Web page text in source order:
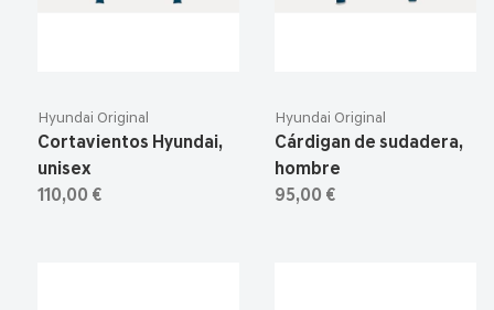
Hyundai Original
Cortavientos Hyundai,
unisex
110,00 €
Hyundai Original
Cárdigan de sudadera,
hombre
95,00 €